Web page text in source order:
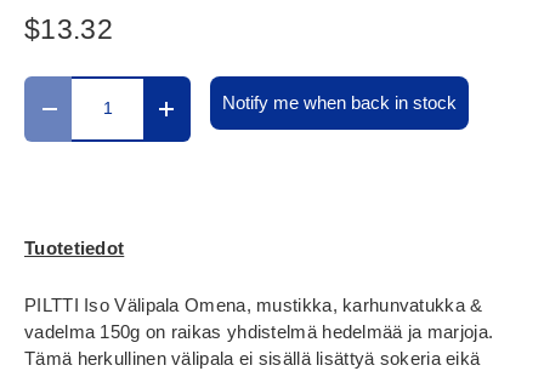
$13.32
Määrä
Translation missing: fi.cart.items.decrease_quantity
Translation missing:
Notify me when back in stock
Tuotetiedot
PILTTI Iso Välipala Omena, mustikka, karhunvatukka &
vadelma 150g on raikas yhdistelmä hedelmää ja marjoja.
Tämä herkullinen välipala ei sisällä lisättyä sokeria eikä